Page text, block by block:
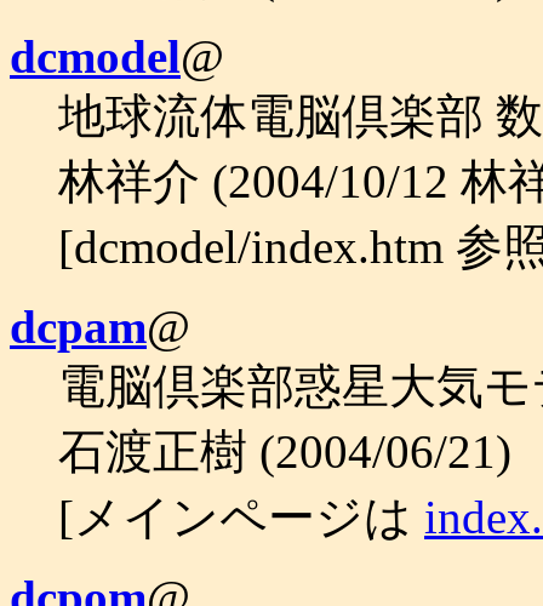
dcmodel@
地球流体電脳倶楽部
林祥介 (2004/10/12 林
[dcmodel/index.htm 参
dcpam@
電脳倶楽部惑星大気モ
石渡正樹 (2004/06/21)
[メインページは